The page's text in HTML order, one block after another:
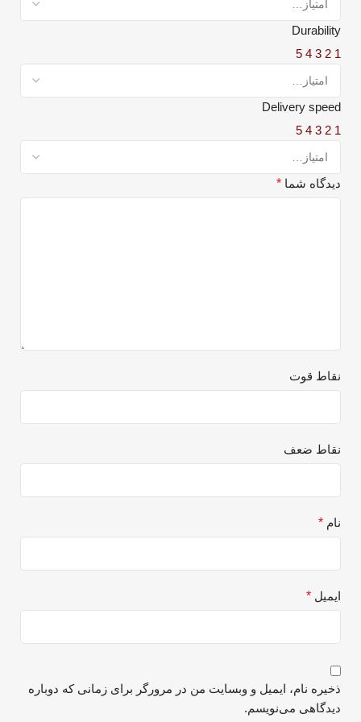
Durability
1
2
3
4
5
Delivery speed
1
2
3
4
5
دیدگاه شما *
نقاط قوت
نقاط ضعف
نام *
ایمیل *
ذخیره نام، ایمیل و وبسایت من در مرورگر برای زمانی که دوباره
دیدگاهی می‌نویسم.